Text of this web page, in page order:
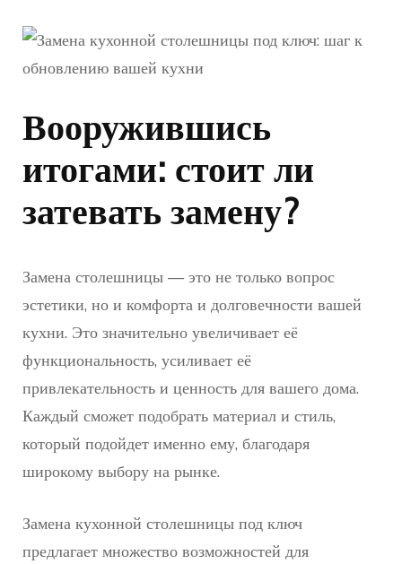
Вооружившись
итогами: стоит ли
затевать замену?
Замена столешницы — это не только вопрос
эстетики, но и комфорта и долговечности вашей
кухни. Это значительно увеличивает её
функциональность, усиливает её
привлекательность и ценность для вашего дома.
Каждый сможет подобрать материал и стиль,
который подойдет именно ему, благодаря
широкому выбору на рынке.
Замена кухонной столешницы под ключ
предлагает множество возможностей для